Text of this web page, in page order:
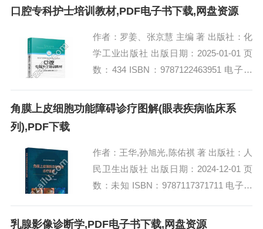
口腔专科护士培训教材,PDF电子书下载,网盘资源
作者：罗姜、张京慧 主编 著 出版社：化
学工业出版社 出版日期：2025-01-01 页
数：434 ISBN：9787122463951 电子书
角膜上皮细胞功能障碍诊疗图解(眼表疾病临床系
列),PDF下载
作者：王华,孙旭光,陈佑祺 著 出版社：人
民卫生出版社 出版日期：2024-12-01 页
数：未知 ISBN：9787117371711 电子书
乳腺影像诊断学,PDF电子书下载,网盘资源